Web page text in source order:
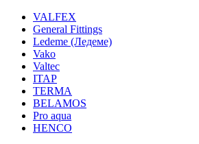
VALFEX
General Fittings
Ledeme (Ледеме)
Vako
Valtec
ITAP
TERMA
BELAMOS
Pro aqua
HENCO